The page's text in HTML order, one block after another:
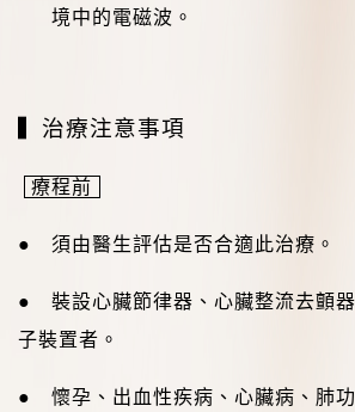
境中的電磁波。
▍治療注意事項
療程前
● 須由醫生評估是否合適此治療。
● 裝設心臟節律器、心臟整流去顫
子裝置者。
● 懷孕、出血性疾病、心臟病、肺